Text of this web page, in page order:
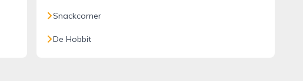
Snackcorner
De Hobbit